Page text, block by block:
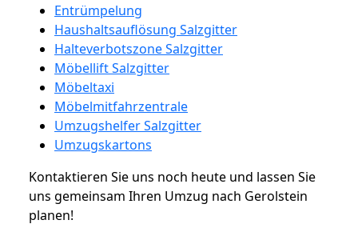
Entrümpelung
Haushaltsauflösung Salzgitter
Halteverbotszone Salzgitter
Möbellift Salzgitter
Möbeltaxi
Möbelmitfahrzentrale
Umzugshelfer Salzgitter
Umzugskartons
Kontaktieren Sie uns noch heute und lassen Sie
uns gemeinsam Ihren Umzug nach Gerolstein
planen!